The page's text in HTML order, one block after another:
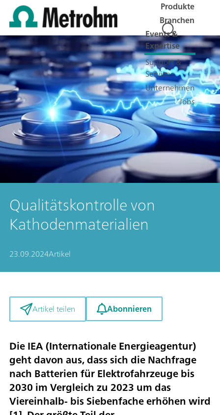
Produkte
Branchen
Events &
Expertise
Support &
Service
Unternehmen
Jobs
Qualitätskontrolle von
Kathodenmaterialien
23.09.2024Artikel
Artikel teilen Abonnieren
Die IEA (Internationale Energieagentur)
geht davon aus, dass sich die Nachfrage
nach Batterien für Elektrofahrzeuge bis
2030 im Vergleich zu 2023 um das
Viereinhalb- bis Siebenfache erhöhen wird